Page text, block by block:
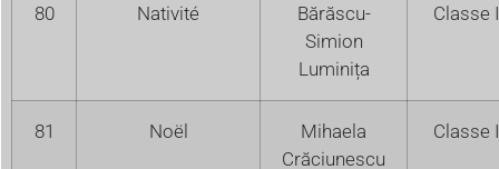
80 Nativité
Bărăscu-
Simion
Luminița
Classe
81 Noël
Mihaela
Crăciunescu
Classe